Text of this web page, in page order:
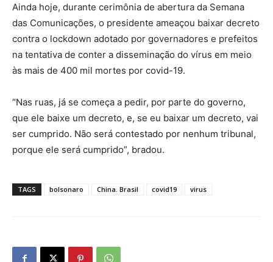
Ainda hoje, durante cerimônia de abertura da Semana
das Comunicações, o presidente ameaçou baixar decreto
contra o lockdown adotado por governadores e prefeitos
na tentativa de conter a disseminação do vírus em meio
às mais de 400 mil mortes por covid-19.
“Nas ruas, já se começa a pedir, por parte do governo,
que ele baixe um decreto, e, se eu baixar um decreto, vai
ser cumprido. Não será contestado por nenhum tribunal,
porque ele será cumprido”, bradou.
TAGS bolsonaro China. Brasil covid19 virus